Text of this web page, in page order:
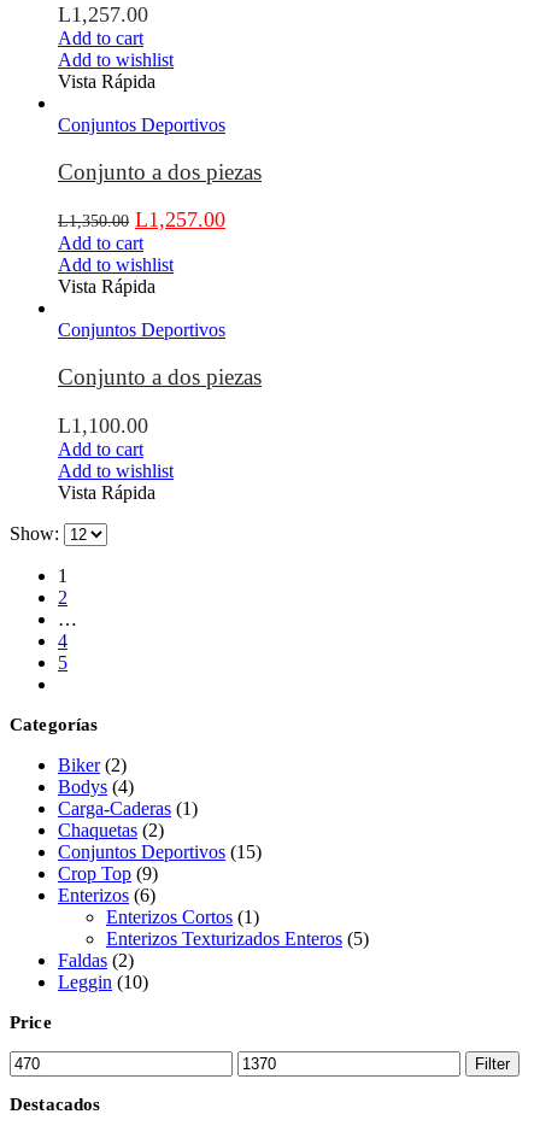
L1,257.00
Add to cart
Add to wishlist
Vista Rápida
Conjuntos Deportivos
Conjunto a dos piezas
L1,350.00 L1,257.00
Add to cart
Add to wishlist
Vista Rápida
Conjuntos Deportivos
Conjunto a dos piezas
L1,100.00
Add to cart
Add to wishlist
Vista Rápida
Show:
1
2
…
4
5
Categorías
Biker (2)
Bodys (4)
Carga-Caderas (1)
Chaquetas (2)
Conjuntos Deportivos (15)
Crop Top (9)
Enterizos (6)
Enterizos Cortos (1)
Enterizos Texturizados Enteros (5)
Faldas (2)
Leggin (10)
Price
Filter
Destacados